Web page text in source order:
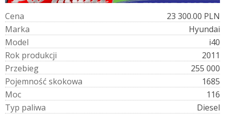
Cena
23 300.00 PLN
Marka
Hyundai
Model
i40
Rok produkcji
2011
Przebieg
255 000
Pojemność skokowa
1685
Moc
116
Typ paliwa
Diesel